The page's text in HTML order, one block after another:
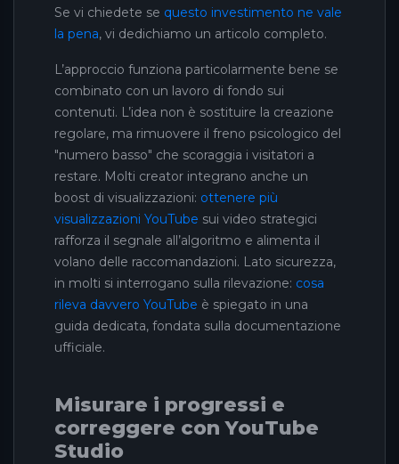
Se vi chiedete se questo investimento ne vale
la pena, vi dedichiamo un articolo completo.
L’approccio funziona particolarmente bene se
combinato con un lavoro di fondo sui
contenuti. L’idea non è sostituire la creazione
regolare, ma rimuovere il freno psicologico del
"numero basso" che scoraggia i visitatori a
restare. Molti creator integrano anche un
boost di visualizzazioni: ottenere più
visualizzazioni YouTube sui video strategici
rafforza il segnale all’algoritmo e alimenta il
volano delle raccomandazioni. Lato sicurezza,
in molti si interrogano sulla rilevazione: cosa
rileva davvero YouTube è spiegato in una
guida dedicata, fondata sulla documentazione
ufficiale.
Misurare i progressi e
correggere con YouTube
Studio